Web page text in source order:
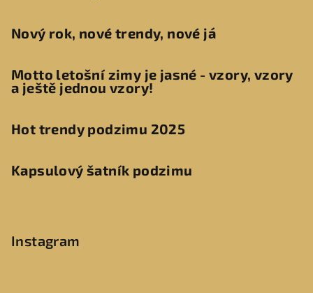
Nový rok, nové trendy, nové já
Motto letošní zimy je jasné - vzory, vzory
a ještě jednou vzory!
Hot trendy podzimu 2025
Kapsulový šatník podzimu
Instagram